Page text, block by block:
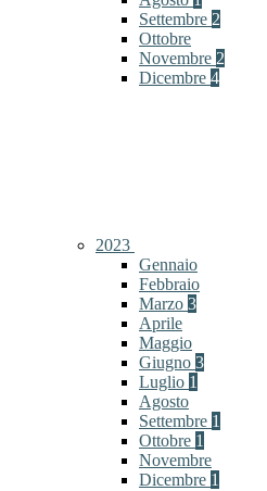
Settembre 2
Ottobre
Novembre 2
Dicembre 4
2023
Gennaio
Febbraio
Marzo 3
Aprile
Maggio
Giugno 3
Luglio 1
Agosto
Settembre 1
Ottobre 1
Novembre
Dicembre 1